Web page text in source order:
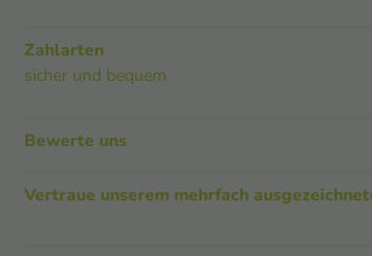
Zahlarten
sicher und bequem
Bewerte uns
Vertraue unserem mehrfach